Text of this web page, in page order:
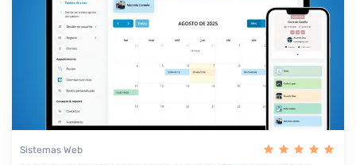
Sistemas Web